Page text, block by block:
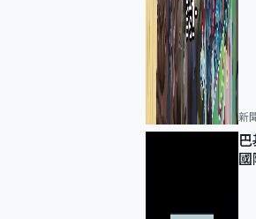
新